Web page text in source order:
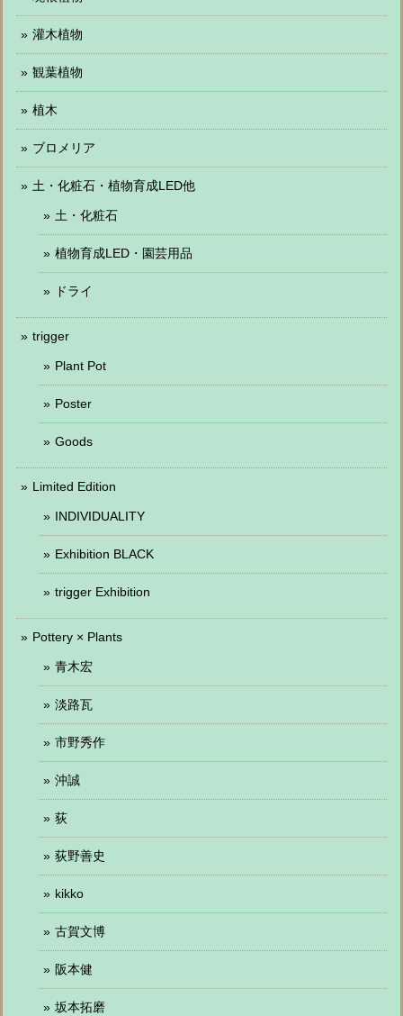
灌木植物
観葉植物
植木
ブロメリア
土・化粧石・植物育成LED他
土・化粧石
植物育成LED・園芸用品
ドライ
trigger
Plant Pot
Poster
Goods
Limited Edition
INDIVIDUALITY
Exhibition BLACK
trigger Exhibition
Pottery × Plants
青木宏
淡路瓦
市野秀作
沖誠
荻
荻野善史
kikko
古賀文博
阪本健
坂本拓磨